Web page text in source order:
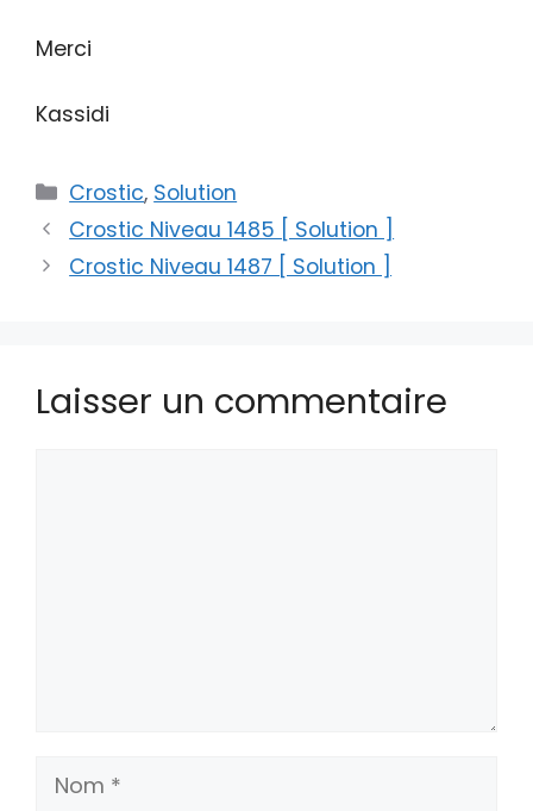
Merci
Kassidi
Catégories
Crostic, Solution
Crostic Niveau 1485 [ Solution ]
Crostic Niveau 1487 [ Solution ]
Laisser un commentaire
Nom